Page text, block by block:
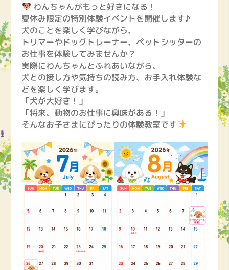
わんちゃんがもっと好きになる！
夏休み限定の特別体験イベントを開催します♪
犬のことを楽しく学びながら、
トリマーやドッグトレーナー、ペットシッターの
お仕事を体験してみませんか？
実際にわんちゃんとふれあいながら、
犬との接し方や気持ちの読み方、お手入れ体験な
どを楽しく学びます。
「犬が大好き！」
「将来、動物のお仕事に興味がある！」
そんなお子さまにぴったりの体験教室です